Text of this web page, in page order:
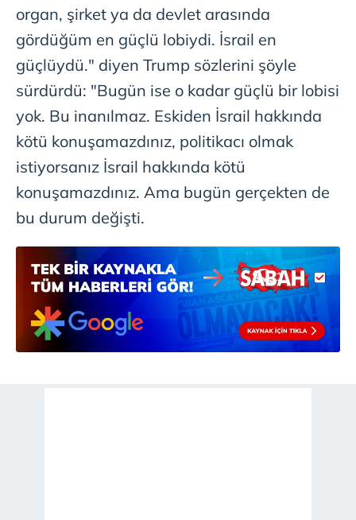
almak için lütfen tıklayınız.
organ, şirket ya da devlet arasında
gördüğüm en güçlü lobiydi. İsrail en
güçlüydü." diyen Trump sözlerini şöyle
sürdürdü: "Bugün ise o kadar güçlü bir lobisi
yok. Bu inanılmaz. Eskiden İsrail hakkında
kötü konuşamazdınız, politikacı olmak
istiyorsanız İsrail hakkında kötü
konuşamazdınız. Ama bugün gerçekten de
bu durum değişti.